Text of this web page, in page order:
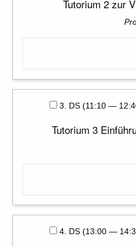
Tutorium 2 zur
3. DS (11:10 —
Tutorium 3
4. DS (13:00 —